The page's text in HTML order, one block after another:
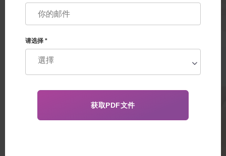
与自己的卵细胞的保证
(胚胎植入前遗传诊断) 。使用自
己的卵子进行计划
65 000€
请选择 *